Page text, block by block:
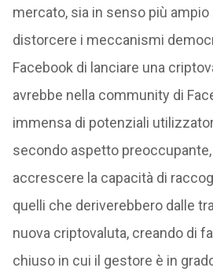
mercato, sia in senso più
distorcere i meccanismi
Facebook di lanciare una
avrebbe nella community di
immensa di potenziali
secondo aspetto
accrescere la capacità di
quelli che deriverebbero dalle
nuova criptovaluta, creando di
chiuso in cui il gestore è in